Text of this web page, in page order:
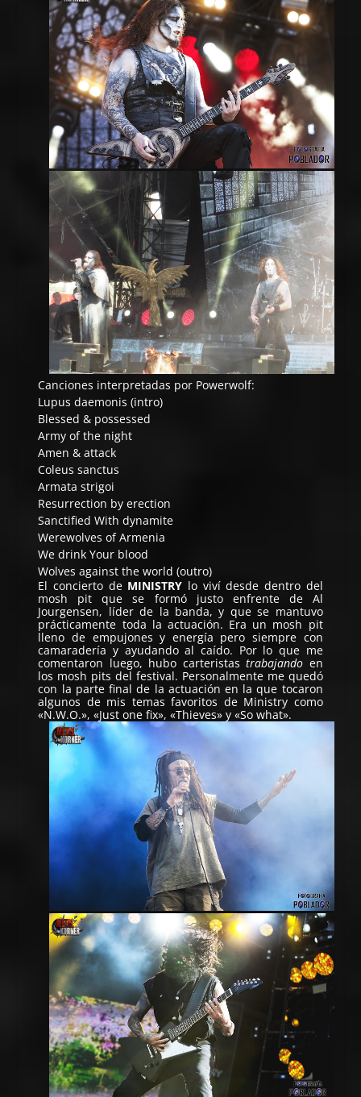
Canciones interpretadas por Powerwolf:
Lupus daemonis (intro)
Blessed & possessed
Army of the night
Amen & attack
Coleus sanctus
Armata strigoi
Resurrection by erection
Sanctified With dynamite
Werewolves of Armenia
We drink Your blood
Wolves against the world (outro)
El concierto de MINISTRY lo viví desde dentro del
mosh pit que se formó justo enfrente de Al
Jourgensen, líder de la banda, y que se mantuvo
prácticamente toda la actuación. Era un mosh pit
lleno de empujones y energía pero siempre con
camaradería y ayudando al caído. Por lo que me
comentaron luego, hubo carteristastrabajando en
los mosh pits del festival. Personalmente me quedó
con la parte final de la actuación en la que tocaron
algunos de mis temas favoritos de Ministry como
«N.W.O.», «Just one fix», «Thieves» y «So what».